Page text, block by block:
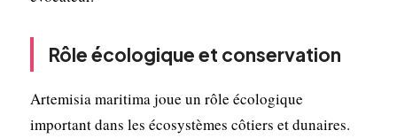
Rôle écologique et conservation
Artemisia maritima joue un rôle écologique
important dans les écosystèmes côtiers et dunaires.